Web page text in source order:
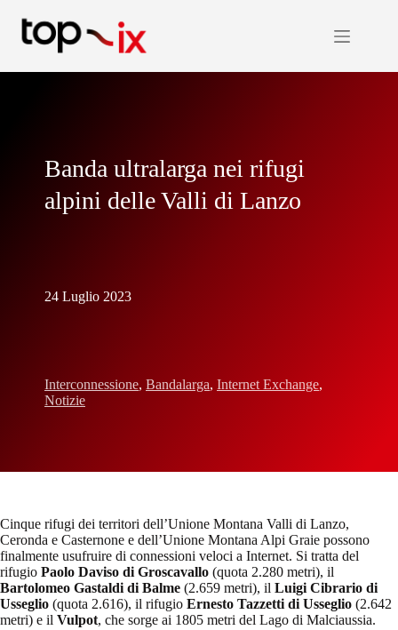
contenuto
Banda ultralarga nei rifugi
alpini delle Valli di Lanzo
24 Luglio 2023
Interconnessione, Bandalarga, Internet Exchange,
Notizie
Cinque rifugi dei territori dell’Unione Montana Valli di Lanzo,
Ceronda e Casternone e dell’Unione Montana Alpi Graie possono
finalmente usufruire di connessioni veloci a Internet. Si tratta del
rifugio Paolo Daviso di Groscavallo (quota 2.280 metri), il
Bartolomeo Gastaldi di Balme (2.659 metri), il Luigi Cibrario di
Usseglio (quota 2.616), il rifugio Ernesto Tazzetti di Usseglio (2.642
metri) e il Vulpot, che sorge ai 1805 metri del Lago di Malciaussia.